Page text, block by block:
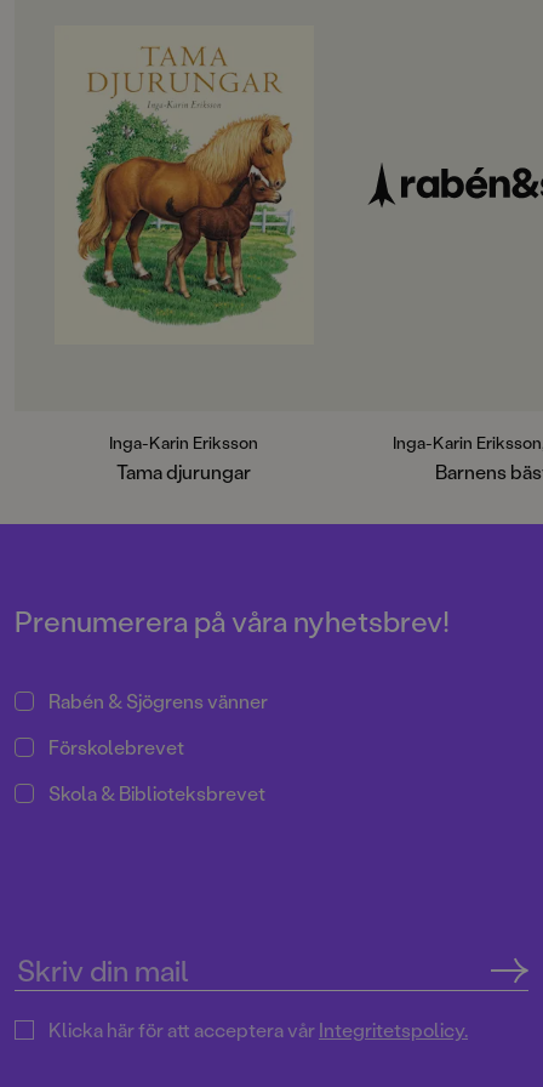
Inga-Karin Eriksson
Tama djurungar
Inga-Karin
Barnens
Prenumerera på våra nyhetsbrev!
Rabén & Sjögrens vänner
Förskolebrevet
Skola & Biblioteksbrevet
Klicka här för att acceptera vårIntegritetspolicy.